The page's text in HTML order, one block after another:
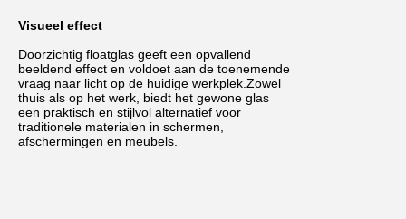
Visueel effect
Doorzichtig floatglas geeft een opvallend
beeldend effect en voldoet aan de toenemende
vraag naar licht op de huidige werkplek.Zowel
thuis als op het werk, biedt het gewone glas
een praktisch en stijlvol alternatief voor
traditionele materialen in schermen,
afschermingen en meubels.